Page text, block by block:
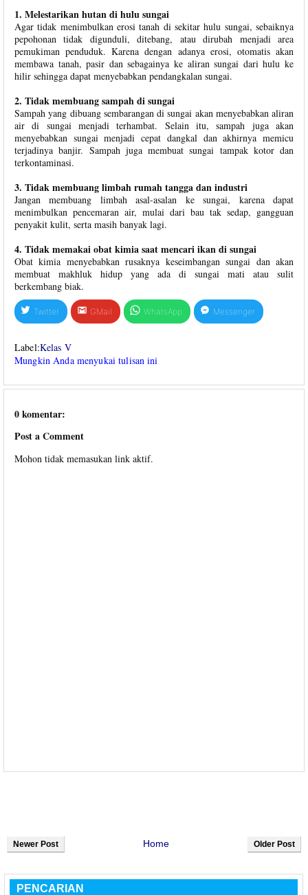
1. Melestarikan hutan di hulu sungai
Agar tidak menimbulkan erosi tanah di sekitar hulu sungai, sebaiknya
pepohonan tidak digunduli, ditebang, atau dirubah menjadi area
pemukiman penduduk. Karena dengan adanya erosi, otomatis akan
membawa tanah, pasir dan sebagainya ke aliran sungai dari hulu ke
hilir sehingga dapat menyebabkan pendangkalan sungai.
2. Tidak membuang sampah di sungai
Sampah yang dibuang sembarangan di sungai akan menyebabkan aliran
air di sungai menjadi terhambat. Selain itu, sampah juga akan
menyebabkan sungai menjadi cepat dangkal dan akhirnya memicu
terjadinya banjir. Sampah juga membuat sungai tampak kotor dan
terkontaminasi.
3. Tidak membuang limbah rumah tangga dan industri
Jangan membuang limbah asal-asalan ke sungai, karena dapat
menimbulkan pencemaran air, mulai dari bau tak sedap, gangguan
penyakit kulit, serta masih banyak lagi.
4. Tidak memakai obat kimia saat mencari ikan di sungai
Obat kimia menyebabkan rusaknya keseimbangan sungai dan akan
membuat makhluk hidup yang ada di sungai mati atau sulit
berkembang biak.
Twitter GMail WhatsApp Messenger
Label:Kelas V
Mungkin Anda menyukai tulisan ini
0 komentar:
Post a Comment
Mohon tidak memasukan link aktif.
Newer Post Older Post
Home
PENCARIAN